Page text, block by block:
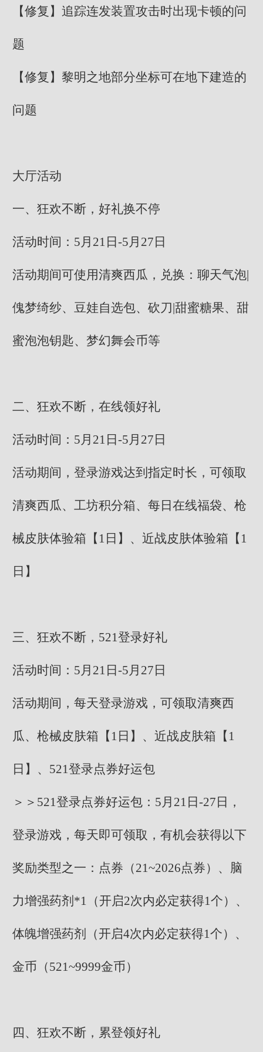
【修复】追踪连发装置攻击时出现卡顿的问
题
【修复】黎明之地部分坐标可在地下建造的
问题
大厅活动
一、狂欢不断，好礼换不停
活动时间：5月21日-5月27日
活动期间可使用清爽西瓜，兑换：聊天气泡|
傀梦绮纱、豆娃自选包、砍刀|甜蜜糖果、甜
蜜泡泡钥匙、梦幻舞会币等
二、狂欢不断，在线领好礼
活动时间：5月21日-5月27日
活动期间，登录游戏达到指定时长，可领取
清爽西瓜、工坊积分箱、每日在线福袋、枪
械皮肤体验箱【1日】、近战皮肤体验箱【1
日】
三、狂欢不断，521登录好礼
活动时间：5月21日-5月27日
活动期间，每天登录游戏，可领取清爽西
瓜、枪械皮肤箱【1日】、近战皮肤箱【1
日】、521登录点券好运包
＞＞521登录点券好运包：5月21日-27日，
登录游戏，每天即可领取，有机会获得以下
奖励类型之一：点券（21~2026点券）、脑
力增强药剂*1（开启2次内必定获得1个）、
体魄增强药剂（开启4次内必定获得1个）、
金币（521~9999金币）
四、狂欢不断，累登领好礼